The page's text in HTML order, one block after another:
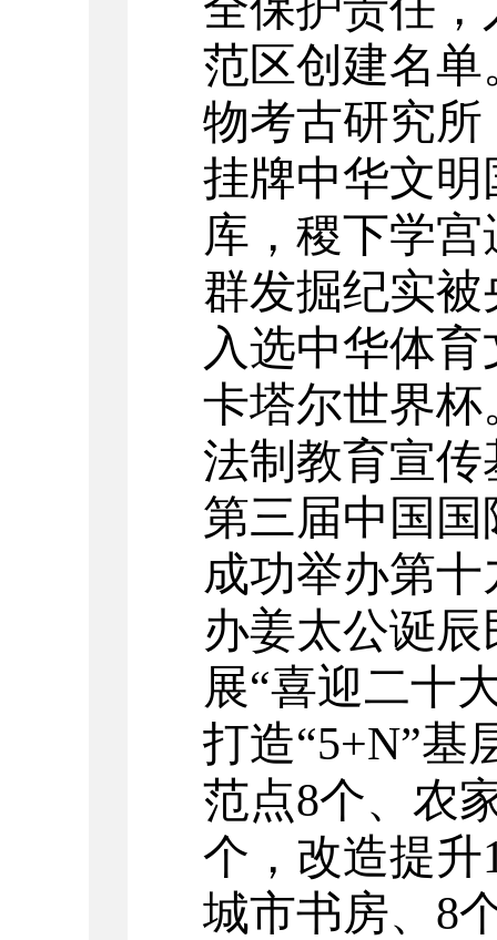
范区创建名
物考古研究
挂牌中华文
库，稷下学
群发掘纪实
入选中华体
卡塔尔世界
法制教育宣
第三届中国
成功举办第
办姜太公诞
展“喜迎二十
打造“5+N”基
范点8个、农
个，改造提升
城市书房、 8